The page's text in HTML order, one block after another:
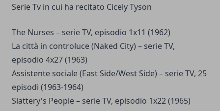
Serie Tv in cui ha recitato Cicely Tyson
The Nurses – serie TV, episodio 1x11 (1962)
La città in controluce (Naked City) – serie TV,
episodio 4x27 (1963)
Assistente sociale (East Side/West Side) – serie TV, 25
episodi (1963-1964)
Slattery's People – serie TV, episodio 1x22 (1965)